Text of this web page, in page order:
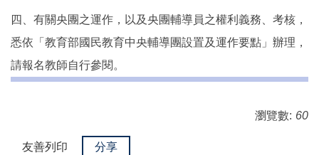
四、有關央團之運作，以及央團輔導員之權利義務、考核，
悉依「教育部國民教育中央輔導團設置及運作要點」辦理，
請報名教師自行參閱。
瀏覽數: 60
友善列印 分享